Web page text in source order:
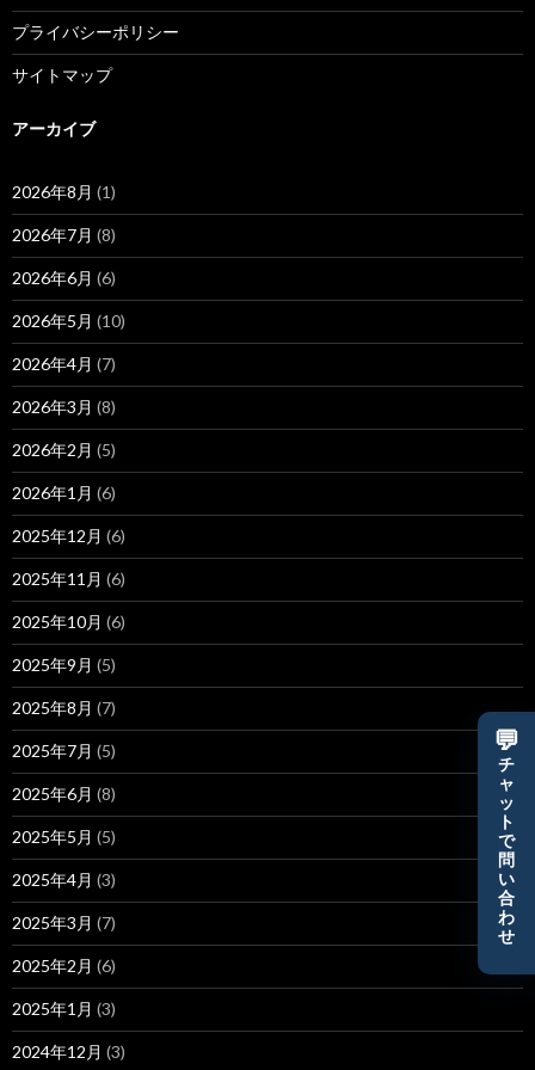
プライバシーポリシー
サイトマップ
アーカイブ
2026年8月 (1)
2026年7月 (8)
2026年6月 (6)
2026年5月 (10)
2026年4月 (7)
2026年3月 (8)
2026年2月 (5)
2026年1月 (6)
2025年12月 (6)
2025年11月 (6)
2025年10月 (6)
2025年9月 (5)
2025年8月 (7)
2025年7月 (5)
2025年6月 (8)
2025年5月 (5)
2025年4月 (3)
2025年3月 (7)
2025年2月 (6)
2025年1月 (3)
2024年12月 (3)
💬
チ
ャ
ッ
ト
で
問
い
合
わ
せ